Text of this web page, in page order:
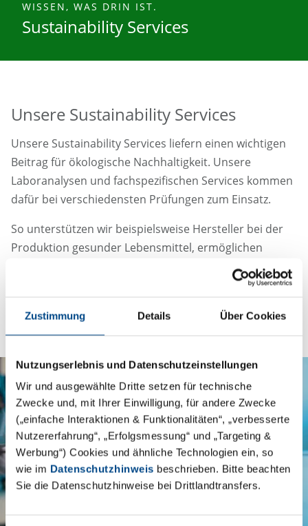
Zustimmung Details Über Cookies
Nutzungserlebnis und Datenschutzeinstellungen
Wir und ausgewählte Dritte setzen für technische
Zwecke und, mit Ihrer Einwilligung, für andere Zwecke
(„einfache Interaktionen & Funktionalitäten“, „verbesserte
Nutzererfahrung“, „Erfolgsmessung“ und „Targeting &
Werbung“) Cookies und ähnliche Technologien ein, so
wie im Datenschutzhinweis beschrieben. Bitte beachten
Sie die Datenschutzhinweise bei Drittlandtransfers.
WISSEN, WAS DRIN IST.
Sustainability Services
Unsere Sustainability Services
Unsere Sustainability Services liefern einen wichtigen
Beitrag für ökologische Nachhaltigkeit. Unsere
Laboranalysen und fachspezifischen Services kommen
dafür bei verschiedensten Prüfungen zum Einsatz.
So unterstützen wir beispielsweise Hersteller bei der
Produktion gesunder Lebensmittel, ermöglichen
Umweltprüfungen für Boden, Wasser und Abfall,
testen Medikamente auf ihre Wirksamkeit und